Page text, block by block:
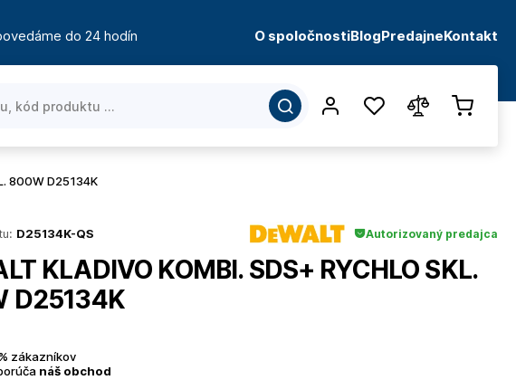
do 24 hodín O spoločnostiBlogPredajneKontakt
800W D25134K
D25134K-QS Autorizovaný predajca
KLADIVO KOMBI. SDS+ RYCHLO SKL.
D25134K
zákazníkov
náš obchod